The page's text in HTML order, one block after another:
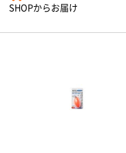
SHOPからお届け